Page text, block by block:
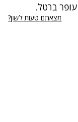
ברטל.
מצאתם טעות לשון?